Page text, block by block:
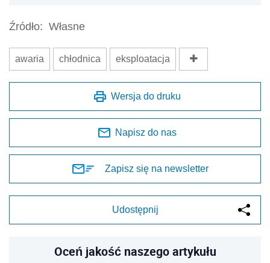
Źródło: Własne
awaria chłodnica eksploatacja
Wersja do druku
Napisz do nas
Zapisz się na newsletter
Udostępnij
Oceń jakość naszego artykułu